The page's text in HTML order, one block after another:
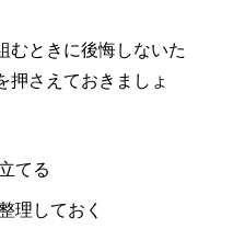
むときに後悔しないた
押さえておきましょ
てる
理しておく